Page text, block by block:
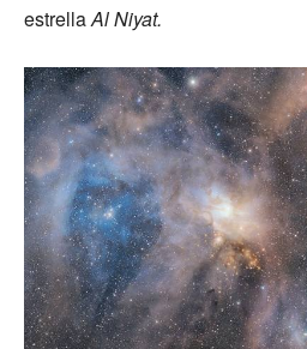
estrellaAl Niyat.